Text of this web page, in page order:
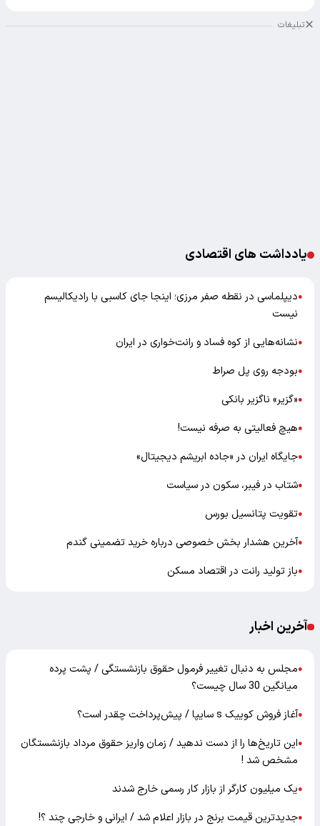
تبلیغات
یادداشت های اقتصادی
●دیپلماسی در نقطه صفر مرزی؛ اینجا جای کاسبی با رادیکالیسم
نیست
●نشانه‌هایی از کوه فساد و رانت‌خواری در ایران
●بودجه روی پل صراط
●«گزیر» ناگزیر بانکی
●هیچ فعالیتی به صرفه نیست!
●جایگاه ایران در «جاده ابریشم دیجیتال»
●شتاب در فیبر، سکون در سیاست
●تقویت پتانسیل بورس
●آخرین هشدار بخش خصوصی درباره خرید تضمینی گندم
●باز تولید رانت در اقتصاد مسکن
آخرین اخبار
●مجلس به دنبال تغییر فرمول حقوق بازنشستگی / پشت پرده
میانگین 30 سال چیست؟
●آغاز فروش کوییک s سایپا / پیش‌پرداخت چقدر است؟
●این تاریخ‌ها را از دست ندهید / زمان واریز حقوق مرداد بازنشستگان
مشخص شد !
●یک میلیون کارگر از بازار کار رسمی خارج شدند
●جدیدترین قیمت برنج در بازار اعلام شد / ایرانی و خارجی چند ؟!